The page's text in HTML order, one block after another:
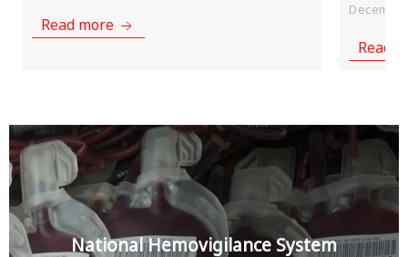
National Hemovigilance System